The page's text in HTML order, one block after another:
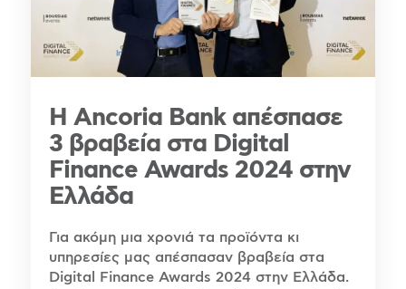
Η Ancoria Bank απέσπασε
3 βραβεία στα Digital
Finance Awards 2024 στην
Ελλάδα
Για ακόμη μια χρονιά τα προϊόντα κι
υπηρεσίες μας απέσπασαν βραβεία στα
Digital Finance Awards 2024 στην Ελλάδα.